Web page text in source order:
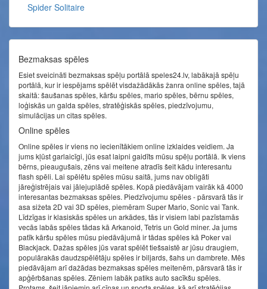
Spider Solitaire
Bezmaksas spēles
Esiet sveicināti bezmaksas spēļu portālā speles24.lv, labākajā spēļu
portālā, kur ir iespējams spēlēt visdažādākās žanra online spēles, tajā
skaitā: šaušanas spēles, kāršu spēles, mario spēles, bērnu spēles,
loģiskās un galda spēles, stratēģiskās spēles, piedzīvojumu,
simulācijas un citas spēles.
Online spēles
Online spēles ir viens no iecienītākiem online izklaides veidiem. Ja
jums kļūst garlaicīgi, jūs esat laipni gaidīts mūsu spēļu portālā. Ik viens
bērns, pieaugušais, zēns vai meitene atradīs šeit kādu interesantu
flash spēli. Lai spēlētu spēles mūsu saitā, jums nav obligāti
jāreģistrējais vai jālejuplādē spēles. Kopā piedāvājam vairāk kā 4000
interesantas bezmaksas spēles. Piedzīvojumu spēles - pārsvarā tās ir
asa sižeta 2D vai 3D spēles, piemēram Super Mario, Sonic vai Tank.
Līdzīgas ir klasiskās spēles un arkādes, tās ir visiem labi pazīstamās
vecās labās spēles tādas kā Arkanoid, Tetris un Gold miner. Ja jums
patīk kāršu spēles mūsu piedāvājumā ir tādas spēles kā Poker vai
Blackjack. Dažas spēles jūs varat spēlēt tiešsaistē ar jūsu draugiem,
populārakās daudzspēlētāju spēles ir biljards, šahs un dambrete. Mēs
piedāvājam arī dažādas bezmaksas spēles meitenēm, pārsvarā tās ir
apģērbšanas spēles. Zēniem labāk patiks auto sacīkšu spēles.